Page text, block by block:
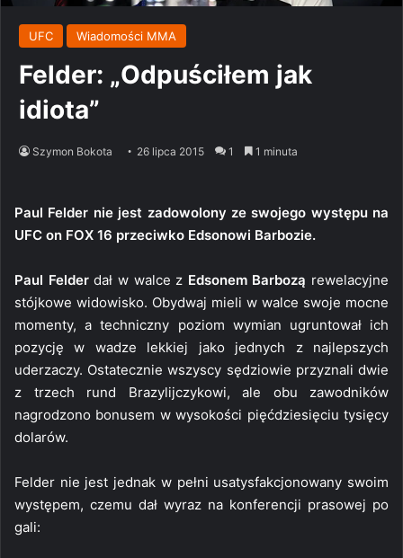
UFC Wiadomości MMA
Felder: „Odpuściłem jak
idiota”
Szymon Bokota 26 lipca 2015 1 1 minuta
Paul Felder nie jest zadowolony ze swojego występu na
UFC on FOX 16 przeciwko Edsonowi Barbozie.
Paul Felderdał w walce z Edsonem Barbozą rewelacyjne
stójkowe widowisko. Obydwaj mieli w walce swoje mocne
momenty, a techniczny poziom wymian ugruntował ich
pozycję w wadze lekkiej jako jednych z najlepszych
uderzaczy. Ostatecznie wszyscy sędziowie przyznali dwie
z trzech rund Brazylijczykowi, ale obu zawodników
nagrodzono bonusem w wysokości pięćdziesięciu tysięcy
dolarów.
Felder nie jest jednak w pełni usatysfakcjonowany swoim
występem, czemu dał wyraz na konferencji prasowej po
gali: